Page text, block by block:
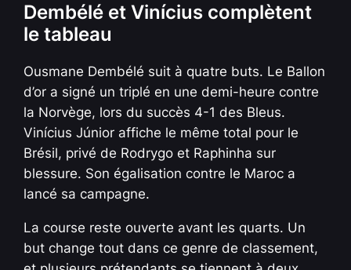
Dembélé et Vinícius complètent
le tableau
Ousmane Dembélé suit à quatre buts. Le Ballon
d’or a signé un triplé en une demi-heure contre
la Norvège, lors du succès 4-1 des Bleus.
Vinícius Júnior affiche le même total pour le
Brésil, privé de Rodrygo et Raphinha sur
blessure. Son égalisation contre le Maroc a
lancé sa campagne.
La course reste ouverte avant les quarts. Un
but change tout dans ce genre de classement,